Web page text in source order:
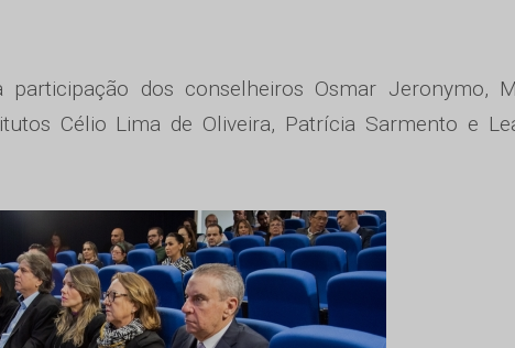
dos conselheiros Osmar Jeronymo,
Célio Lima de Oliveira, Patrícia Sarmento e